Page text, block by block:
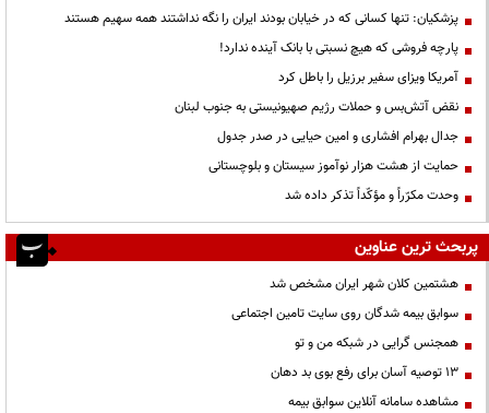
پزشکیان: تنها کسانی که در خیابان بودند ایران را نگه نداشتند همه سهیم هستند
پارچه فروشی که هیچ نسبتی با بانک آینده ندارد!
آمریکا ویزای سفیر برزیل را باطل کرد
نقض آتش‌بس و حملات رژیم صهیونیستی به جنوب لبنان
جدال بهرام افشاری و امین حیایی در صدر جدول
حمایت از هشت هزار نوآموز سیستان و بلوچستانی
وحدت مکرّراً و مؤکّداً تذکر داده شد
پربحث ترین عناوین
هشتمین کلان شهر ایران مشخص شد
سوابق بیمه شدگان روی سایت تامین اجتماعی
همجنس گرایی در شبکه من و تو
13 توصیه آسان برای رفع بوی بد دهان
مشاهده سامانه آنلاين سوابق بیمه